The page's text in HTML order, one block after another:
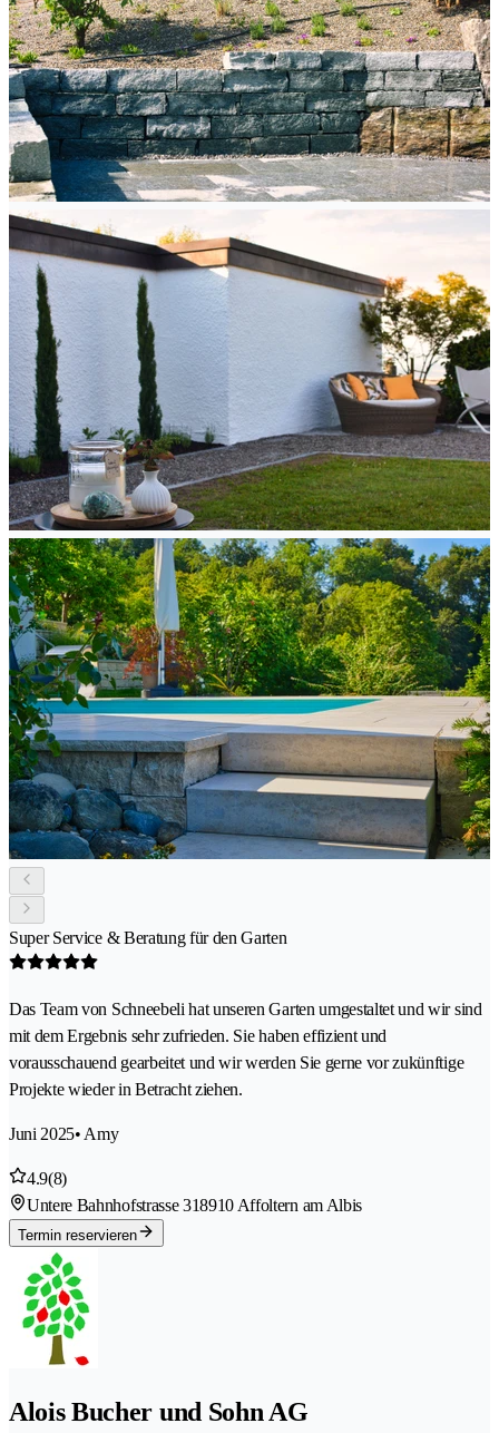
Super Service & Beratung für den Garten
Das Team von Schneebeli hat unseren Garten umgestaltet und wir sind
mit dem Ergebnis sehr zufrieden. Sie haben effizient und
vorausschauend gearbeitet und wir werden Sie gerne vor zukünftige
Projekte wieder in Betracht ziehen.
Juni 2025• Amy
4.9(8)
Untere Bahnhofstrasse 318910 Affoltern am Albis
Termin reservieren
Alois Bucher und Sohn AG